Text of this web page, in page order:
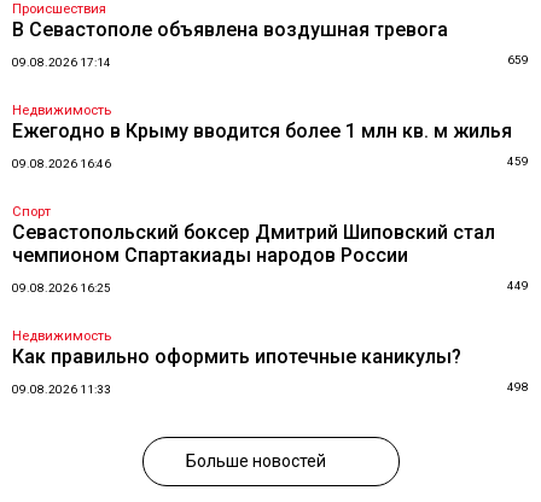
Происшествия
В Севастополе объявлена воздушная тревога
09.08.2026 17:14 659
Недвижимость
Ежегодно в Крыму вводится более 1 млн кв. м жилья
09.08.2026 16:46 459
Спорт
Севастопольский боксер Дмитрий Шиповский стал
чемпионом Спартакиады народов России
09.08.2026 16:25 449
Недвижимость
Как правильно оформить ипотечные каникулы?
09.08.2026 11:33 498
Больше новостей